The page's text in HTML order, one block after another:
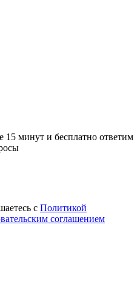
минут и бесплатно ответим
с Политикой
соглашением